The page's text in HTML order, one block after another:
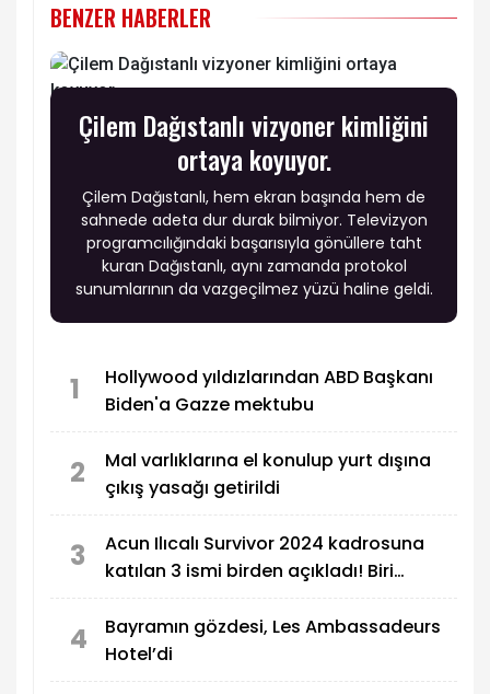
BENZER HABERLER
Çilem Dağıstanlı vizyoner kimliğini
ortaya koyuyor.
Çilem Dağıstanlı, hem ekran başında hem de
sahnede adeta dur durak bilmiyor. Televizyon
programcılığındaki başarısıyla gönüllere taht
kuran Dağıstanlı, aynı zamanda protokol
sunumlarının da vazgeçilmez yüzü haline geldi.
1
Hollywood yıldızlarından ABD Başkanı
Biden'a Gazze mektubu
2
Mal varlıklarına el konulup yurt dışına
çıkış yasağı getirildi
3
Acun Ilıcalı Survivor 2024 kadrosuna
katılan 3 ismi birden açıkladı! Biri
4
Bayramın gözdesi, Les Ambassadeurs
Hotel’di